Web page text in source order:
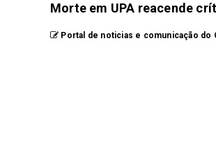
Morte em UPA reacende
Portal de noticias e comunicação do